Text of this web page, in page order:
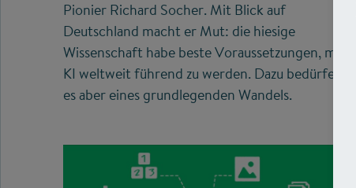
Pionier Richard Socher. Mit Blick auf
Deutschland macht er Mut: die hiesige
Wissenschaft habe beste Voraussetzungen, mit
KI weltweit führend zu werden. Dazu bedürfe
es aber eines grundlegenden Wandels.